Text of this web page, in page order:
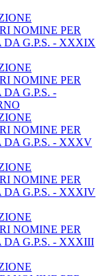
NOMINE PER
DA G.P.S. - XXXIX
NOMINE PER
G.P.S. -
NOMINE PER
DA G.P.S. - XXXV
NOMINE PER
DA G.P.S. - XXXIV
NOMINE PER
DA G.P.S. - XXXIII